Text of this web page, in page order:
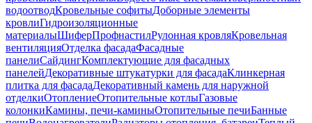
водоотводКровельные софитыДоборные элементы
кровлиГидроизоляционные
материалыШиферПрофнастилРулонная кровляКровельная
вентиляцияОтделка фасадаФасадные
панелиСайдингКомплектующие для фасадных
панелейДекоративные штукатурки для фасадаКлинкерная
плитка для фасадаДекоративный камень для наружной
отделкиОтоплениеОтопительные котлыГазовые
колонкиКамины, печи-каминыОтопительные печиБанные